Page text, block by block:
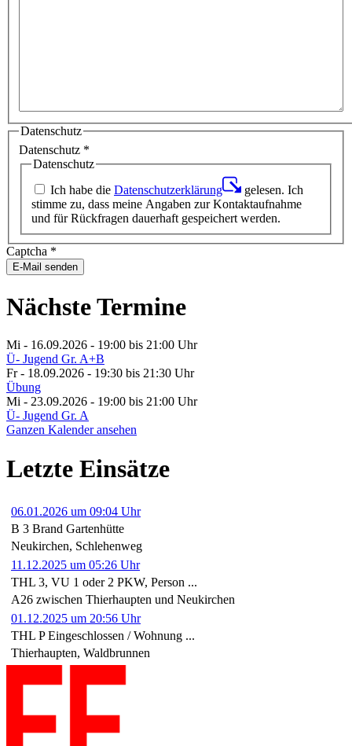
Datenschutz
Datenschutz *
Datenschutz
Ich habe die Datenschutzerklärung
gelesen. Ich
stimme zu, dass meine Angaben zur Kontaktaufnahme
und für Rückfragen dauerhaft gespeichert werden.
Captcha *
E-Mail senden
Nächste Termine
Mi - 16.09.2026 - 19:00 bis 21:00 Uhr
Ü- Jugend Gr. A+B
Fr - 18.09.2026 - 19:30 bis 21:30 Uhr
Übung
Mi - 23.09.2026 - 19:00 bis 21:00 Uhr
Ü- Jugend Gr. A
Ganzen Kalender ansehen
Letzte Einsätze
06.01.2026 um 09:04 Uhr
B 3 Brand Gartenhütte
Neukirchen, Schlehenweg
11.12.2025 um 05:26 Uhr
THL 3, VU 1 oder 2 PKW, Person ...
A26 zwischen Thierhaupten und Neukirchen
01.12.2025 um 20:56 Uhr
THL P Eingeschlossen / Wohnung ...
Thierhaupten, Waldbrunnen